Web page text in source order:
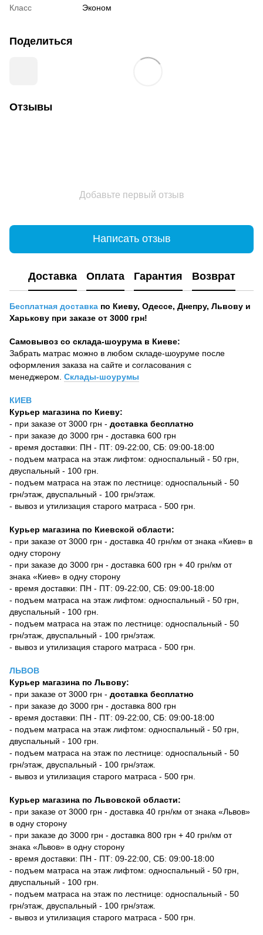
Класс Эконом
Поделиться
Отзывы
Добавьте первый отзыв
Написать отзыв
Доставка Оплата Гарантия Возврат
Бесплатная доставка по Киеву, Одессе, Днепру, Львову и
Харькову при заказе от 3000 грн!
Самовывоз со склада-шоурума в Киеве:
Забрать матрас можно в любом складе-шоуруме после
оформления заказа на сайте и согласования с
менеджером. Склады-шоурумы
КИЕВ
Курьер магазина по Киеву:
- при заказе от 3000 грн - доставка бесплатно
- при заказе до 3000 грн - доставка 600 грн
- время доставки: ПН - ПТ: 09-22:00, СБ: 09:00-18:00
- подъем матраса на этаж лифтом: односпальный - 50 грн,
двуспальный - 100 грн.
- подъем матраса на этаж по лестнице: односпальный - 50
грн/этаж, двуспальный - 100 грн/этаж.
- вывоз и утилизация старого матраса - 500 грн.
Курьер магазина по Киевской области:
- при заказе от 3000 грн - доставка 40 грн/км от знака «Киев» в
одну сторону
- при заказе до 3000 грн - доставка 600 грн + 40 грн/км от
знака «Киев» в одну сторону
- время доставки: ПН - ПТ: 09-22:00, СБ: 09:00-18:00
- подъем матраса на этаж лифтом: односпальный - 50 грн,
двуспальный - 100 грн.
- подъем матраса на этаж по лестнице: односпальный - 50
грн/этаж, двуспальный - 100 грн/этаж.
- вывоз и утилизация старого матраса - 500 грн.
ЛЬВОВ
Курьер магазина по Львову:
- при заказе от 3000 грн - доставка бесплатно
- при заказе до 3000 грн - доставка 800 грн
- время доставки: ПН - ПТ: 09-22:00, СБ: 09:00-18:00
- подъем матраса на этаж лифтом: односпальный - 50 грн,
двуспальный - 100 грн.
- подъем матраса на этаж по лестнице: односпальный - 50
грн/этаж, двуспальный - 100 грн/этаж.
- вывоз и утилизация старого матраса - 500 грн.
Курьер магазина по Львовской области:
- при заказе от 3000 грн - доставка 40 грн/км от знака «Львов»
в одну сторону
- при заказе до 3000 грн - доставка 800 грн + 40 грн/км от
знака «Львов» в одну сторону
- время доставки: ПН - ПТ: 09-22:00, СБ: 09:00-18:00
- подъем матраса на этаж лифтом: односпальный - 50 грн,
двуспальный - 100 грн.
- подъем матраса на этаж по лестнице: односпальный - 50
грн/этаж, двуспальный - 100 грн/этаж.
- вывоз и утилизация старого матраса - 500 грн.